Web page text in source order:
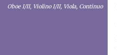
Oboe I/II, Violino I/II, Viola, Continuo